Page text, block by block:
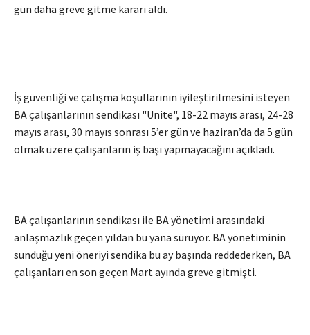
gün daha greve gitme kararı aldı.
İş güvenliği ve çalışma koşullarının iyileştirilmesini isteyen
BA çalışanlarının sendikası "Unite", 18-22 mayıs arası, 24-28
mayıs arası, 30 mayıs sonrası 5’er gün ve haziran’da da 5 gün
olmak üzere çalışanların iş başı yapmayacağını açıkladı.
BA çalışanlarının sendikası ile BA yönetimi arasındaki
anlaşmazlık geçen yıldan bu yana sürüyor. BA yönetiminin
sunduğu yeni öneriyi sendika bu ay başında reddederken, BA
çalışanları en son geçen Mart ayında greve gitmişti.